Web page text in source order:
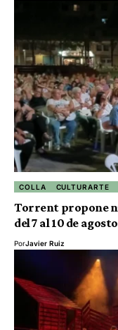
COLLA CULTURARTE
Torrent propone
del 7 al 10 de agosto
PorJavier Ruiz